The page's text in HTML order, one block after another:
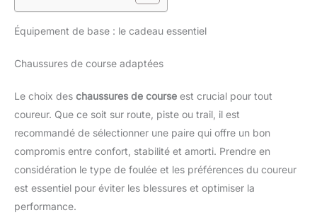
Équipement de base : le cadeau essentiel
Chaussures de course adaptées
Le choix des chaussures de course est crucial pour tout
coureur. Que ce soit sur route, piste ou trail, il est
recommandé de sélectionner une paire qui offre un bon
compromis entre confort, stabilité et amorti. Prendre en
considération le type de foulée et les préférences du coureur
est essentiel pour éviter les blessures et optimiser la
performance.